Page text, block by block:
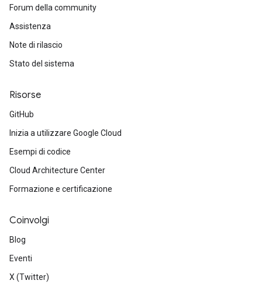
Forum della community
Assistenza
Note di rilascio
Stato del sistema
Risorse
GitHub
Inizia a utilizzare Google Cloud
Esempi di codice
Cloud Architecture Center
Formazione e certificazione
Coinvolgi
Blog
Eventi
X (Twitter)